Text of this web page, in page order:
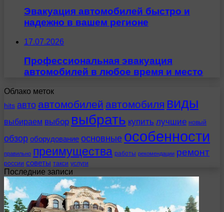
Эвакуация автомобилей быстро и
надежно в вашем регионе
17.07.2026
Профессиональная эвакуация
автомобилей в любое время и место
Облако меток
hits авто автомобилей автомобиля виды
выбираем выбор выбрать купить лучшие новый
обзор оборудование основные особенности
правильно преимущества работы рекомендации ремонт
россии советы такси услуги
Последние записи